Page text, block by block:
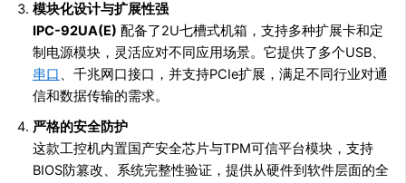
模块化设计与扩展性强
IPC-92UA(E) 配备了2U七槽式机箱，支持多种扩展卡和定
制电源模块，灵活应对不同应用场景。它提供了多个USB、
串口 、千兆网口接口，并支持PCIe扩展，满足不同行业对通
信和数据传输的需求。
严格的安全防护
这款工控机内置国产安全芯片与TPM可信平台模块，支持
BIOS防篡改、系统完整性验证，提供从硬件到软件层面的全